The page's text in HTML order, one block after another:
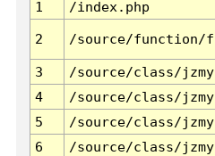
1
/index.php
2 /source/function/
3 /source/class/
4
/source/class/
5
/source/class/
6
/source/class/